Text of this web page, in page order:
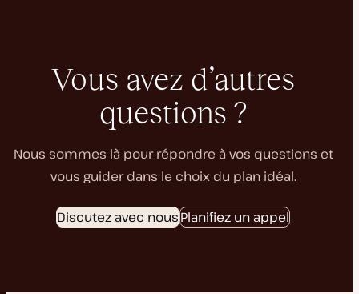
Vous avez d’autres
questions ?
Nous sommes là pour répondre à vos questions et
vous guider dans le choix du plan idéal.
Discutez avec nousPlanifiez un appel